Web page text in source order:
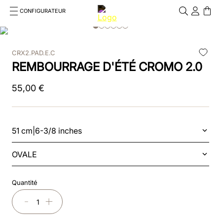
CONFIGURATEUR
Cosa stai cercando?
4.polo
6.front
visor
CRX2.PAD.E.C
REMBOURRAGE D'ÉTÉ CROMO 2.0
55,00 €
51 cm|6-3/8 inches
OVALE
Quantité
＋
－